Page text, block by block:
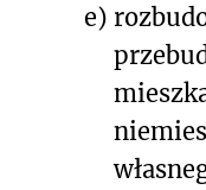
e)